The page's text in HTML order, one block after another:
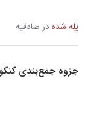
پله شدهدر صادقیه
جزوه جمع‌بندی